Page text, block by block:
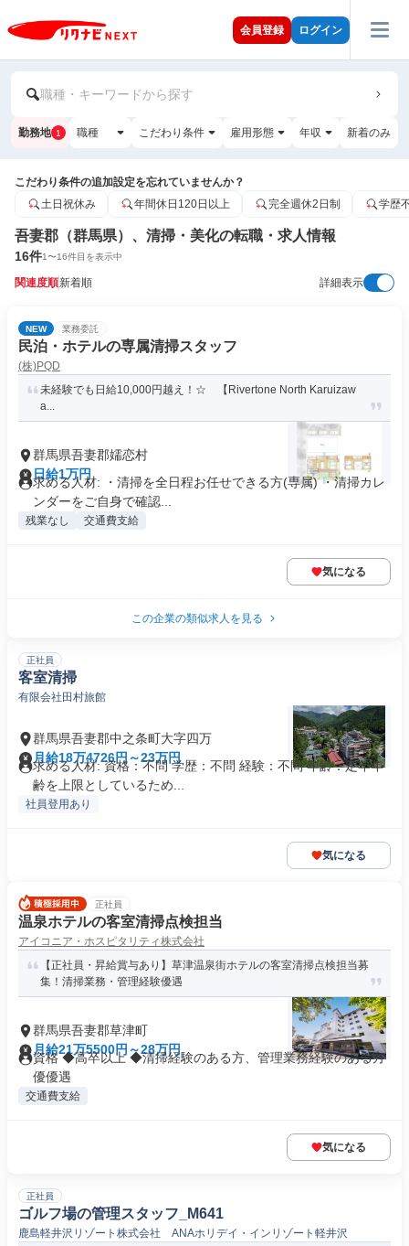
会員登録 ログイン
職種・キーワードから探す
勤務地 1 職種 こだわり条件 雇用形態 年収 新着のみ
こだわり条件の追加設定を忘れていませんか？
土日祝休み
年間休日120日以上 完全週休2日制 学歴
吾妻郡（群馬県）、清掃・美化の転職・求人情報
16件1〜16件目を表示中
関連度順新着順 詳細表示
NEW 業務委託
民泊・ホテルの専属清掃スタッフ
(株)PQD
未経験でも日給10,000円越え！☆ 【Rivertone North Karuizaw
a...
群馬県吾妻郡嬬恋村
日給1万円
求める人材: ・清掃を全日程お任せできる方(専属) ・清掃カレ
ンダーをご自身で確認...
残業なし 交通費支給
気になる
この企業の類似求人を見る
正社員
客室清掃
有限会社田村旅館
群馬県吾妻郡中之条町大字四万
月給18万4726円～23万円
求める人材: 資格：不問 学歴：不問 経験：不問 年齢：定年年
齢を上限としているため...
社員登用あり
気になる
正社員
温泉ホテルの客室清掃点検担当
アイコニア・ホスピタリティ株式会社
【正社員・昇給賞与あり】草津温泉街ホテルの客室清掃点検担当募
集！清掃業務・管理経験優遇
群馬県吾妻郡草津町
月給21万5500円～28万円
資格 ◆高卒以上 ◆清掃経験のある方、管理業務経験のある方
優優遇
交通費支給
気になる
正社員
ゴルフ場の管理スタッフ_M641
鹿島軽井沢リゾート株式会社 ANAホリデイ・インリゾート軽井沢